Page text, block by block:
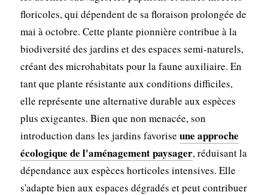
floricoles, qui dépendent de sa floraison prolongée de
mai à octobre. Cette plante pionnière contribue à la
biodiversité des jardins et des espaces semi-naturels,
créant des microhabitats pour la faune auxiliaire. En
tant que plante résistante aux conditions difficiles,
elle représente une alternative durable aux espèces
plus exigeantes. Bien que non menacée, son
introduction dans les jardins favorise une approche
écologique de l'aménagement paysager, réduisant la
dépendance aux espèces horticoles intensives. Elle
s'adapte bien aux espaces dégradés et peut contribuer